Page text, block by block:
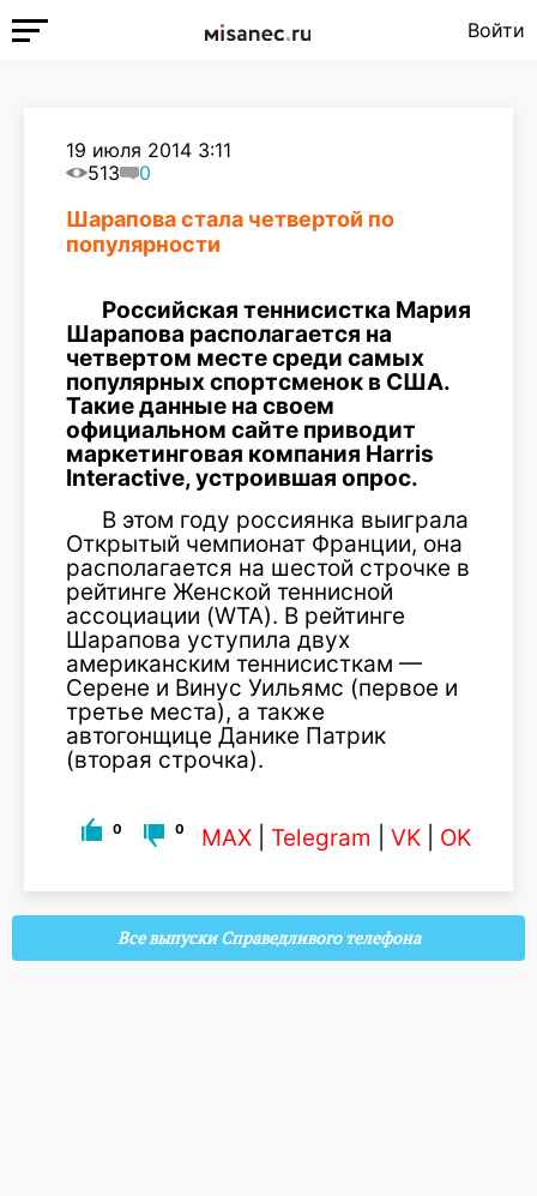
Войти
19 июля 2014 3:11
513
0
Шарапова стала четвертой по
популярности
Российская теннисистка Мария
Шарапова располагается на
четвертом месте среди самых
популярных спортсменок в США.
Такие данные на своем
официальном сайте приводит
маркетинговая компания Harris
Interactive, устроившая опрос.
В этом году россиянка выиграла
Открытый чемпионат Франции, она
располагается на шестой строчке в
рейтинге Женской теннисной
ассоциации (WTA). В рейтинге
Шарапова уступила двух
американским теннисисткам —
Серене и Винус Уильямс (первое и
третье места), а также
автогонщице Данике Патрик
(вторая строчка).
0 0 MAX Telegram VK OK
Все выпуски Справедливого телефона